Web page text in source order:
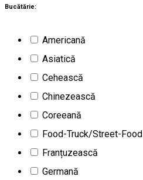
Bucătărie:
Americană
Asiatică
Cehească
Chinezească
Coreeană
Food-Truck/Street-Food
Franțuzească
Germană